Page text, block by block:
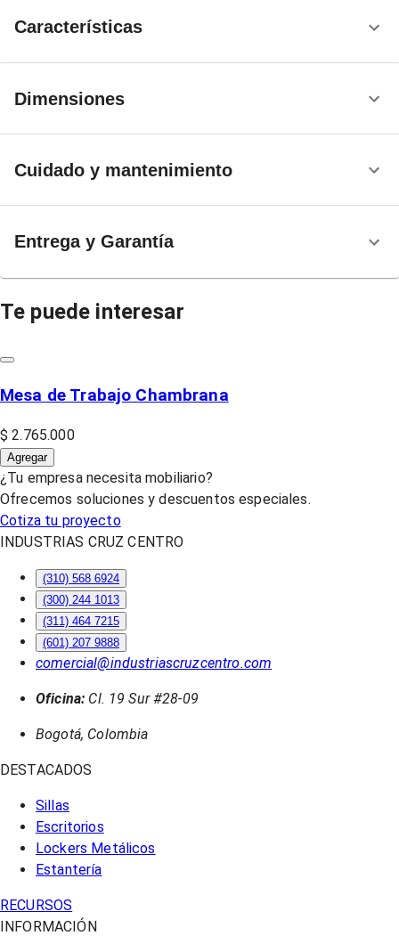
Características
Dimensiones
Cuidado y mantenimiento
Entrega y Garantía
Te puede interesar
Mesa de Trabajo Chambrana
$ 2.765.000
Agregar
¿Tu empresa necesita mobiliario?
Ofrecemos soluciones y descuentos especiales.
Cotiza tu proyecto
INDUSTRIAS CRUZ CENTRO
(310) 568 6924
(300) 244 1013
(311) 464 7215
(601) 207 9888
comercial@industriascruzcentro.com
Oficina: Cl. 19 Sur #28-09
Bogotá, Colombia
DESTACADOS
Sillas
Escritorios
Lockers Metálicos
Estantería
RECURSOS
INFORMACIÓN